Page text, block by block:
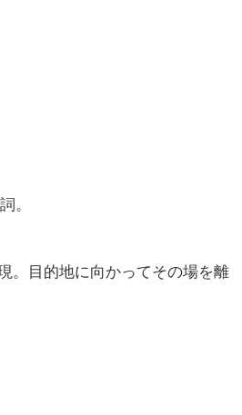
。
。目的地に向かってその場を離